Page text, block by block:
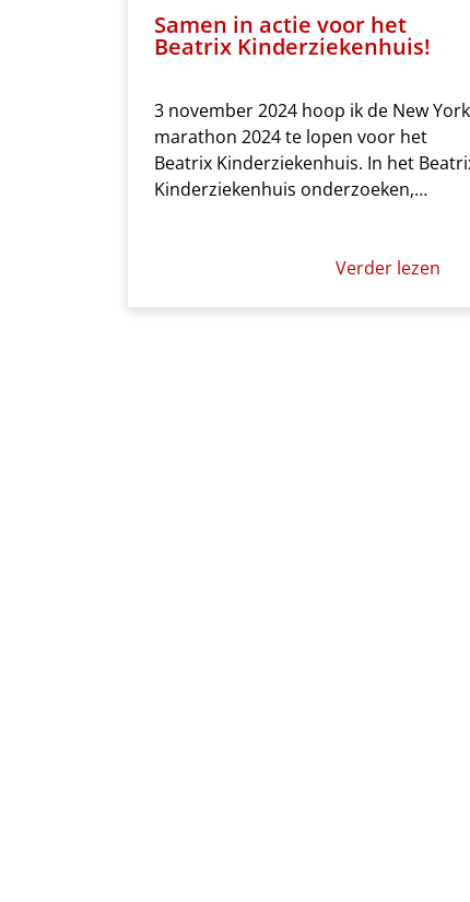
Samen in actie voor het
Beatrix Kinderziekenhuis!
3 november 2024 hoop ik de New York
marathon 2024 te lopen voor het
Beatrix Kinderziekenhuis. In het
Kinderziekenhuis onderzoeken,…
Verder lezen